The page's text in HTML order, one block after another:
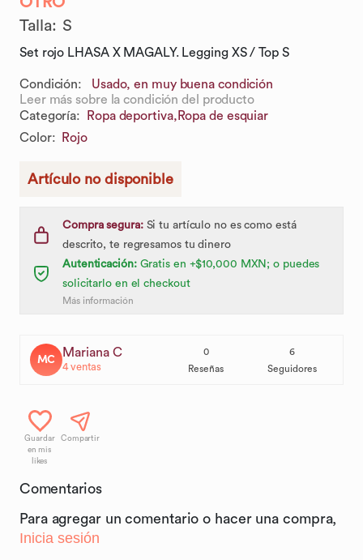
Talla: S
Set rojo LHASA X MAGALY. Legging XS / Top S
Condición:
Usado, en muy buena condición
Leer más sobre la condición del producto
Categoría: Ropa deportiva, Ropa de esquiar
Color: Rojo
Artículo no disponible
Compra segura:Si tu artículo no es como está
descrito, te regresamos tu dinero
Autenticación:Gratis en +$10,000 MXN; o puedes
solicitarlo en el checkout
Más información
MC Mariana C
4ventas
0
Reseñas
6
Seguidores
Guardar
en mis
likes
Compartir
Comentarios
Para agregar un comentario o hacer una compra,
Inicia sesión